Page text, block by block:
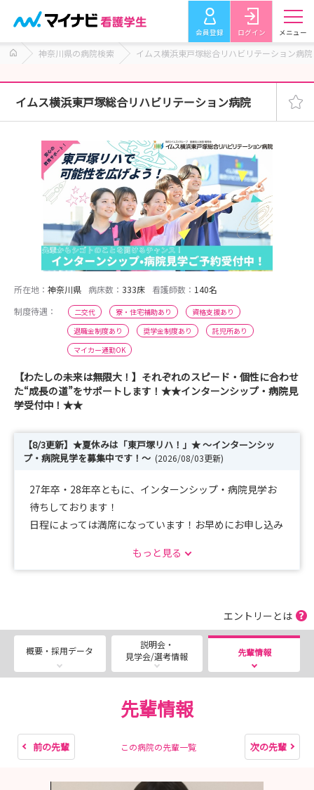
会員登録 ログイン メニュー
神奈川県の病院検索 イムス横浜東戸塚総合リハビリテーション病院
イムス横浜東戸塚総合リハビリテーション病院
所在地： 神奈川県 病床数： 333床 看護師数： 140名
制度待遇：
二交代 寮・住宅補助あり
資格支援あり
退職金制度あり
奨学金制度あり
託児所あり
マイカー通勤OK
【わたしの未来は無限大！】それぞれのスピード・個性に合わせ
た“成長の道”をサポートします！★★インターンシップ・病院見
学受付中！★★
【8/3更新】★夏休みは「東戸塚リハ！」★ ～インターンシッ
プ・病院見学を募集中です！～ (2026/08/03更新)
27年卒・28年卒ともに、インターンシップ・病院見学お
待ちしております！
日程によっては満席になっています！お早めにお申し込み
※公開している日程でご予定が合わない場合には個別相談
■採用試験（2027年3月卒業者対象）
実施場所：イムス横浜東戸塚総合リハビリテーション病院
必要書類：履歴書（写真貼付）・卒業見込証明書・成績証
書類送付先：〒244-0805 神奈川県横浜市戸塚区川上町
・8月15日（土）・8月18日（火）・8月21日（金）・8月
24日（月）
もっと見る
エントリーとは
概要・採用データ
説明会・
見学会/選考情報
先輩情報
先輩情報
前の先輩 この病院の先輩一覧 次の先輩